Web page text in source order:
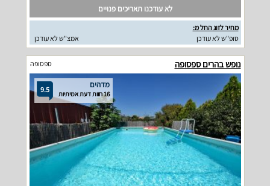
לא עודכנו תאריכים פנויים
מחיר לזוג החל מ:
סופ"ש לא עודכן
אמצ"ש לא עודכן
נופש בהרים ספסופה ספסופה
9.5 מדהים
16 חוות דעת אמיתיות